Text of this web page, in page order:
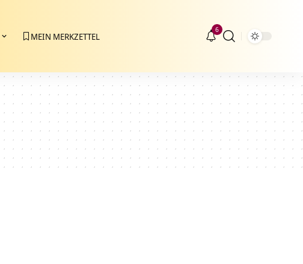
MEIN MERKZETTEL
6